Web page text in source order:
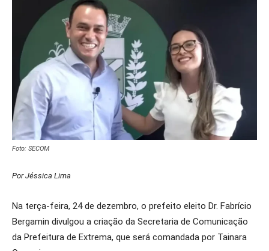
Foto: SECOM
Por Jéssica Lima
Na terça-feira, 24 de dezembro, o prefeito eleito Dr. Fabrício
Bergamin divulgou a criação da Secretaria de Comunicação
da Prefeitura de Extrema, que será comandada por Tainara